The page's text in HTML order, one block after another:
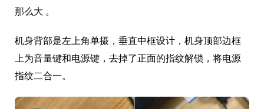
那么大 。
机身背部是左上角单摄，垂直中框设计，机身顶部边框
上为音量键和电源键，去掉了正面的指纹解锁，将电源
指纹二合一。